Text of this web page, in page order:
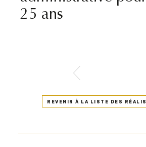
25 ans
REVENIR À LA LISTE DES